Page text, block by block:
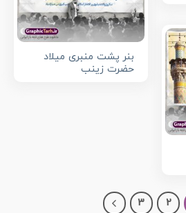
بنر پشت منبری میلاد
حضرت زینب
2
3